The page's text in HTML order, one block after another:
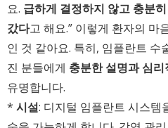
요. 급하게 결정하지 않고 충분
갔다고 해요.” 이렇게 환자의 마
인 것 같아요. 특히, 임플란트
진 분들에게 충분한 설명과 심리
유명합니다.
* 시설: 디지털 임플란트 시스템